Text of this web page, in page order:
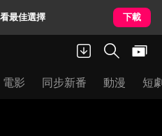
最佳選擇 下載
電影 同步新番 動漫 短